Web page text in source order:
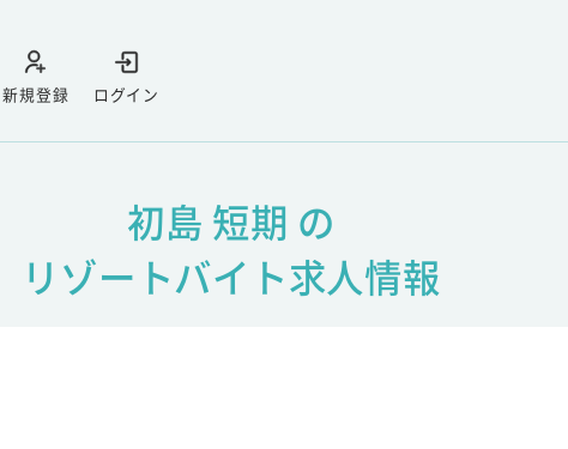
ログイン
新規登録
初島 短期 の
リゾートバイト求人情報